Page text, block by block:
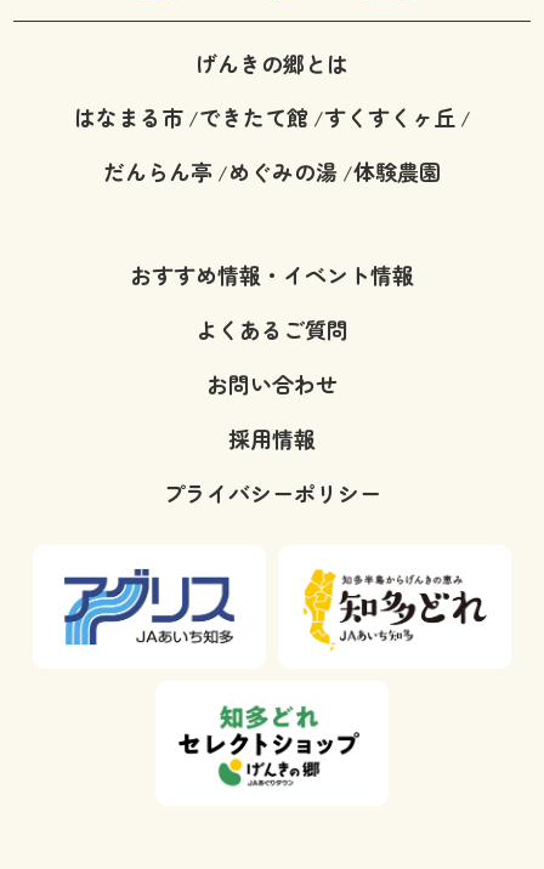
げんきの郷とは
はなまる市/できたて館/すくすくヶ丘/
だんらん亭 /めぐみの湯 /体験農園
おすすめ情報・イベント情報
よくあるご質問
お問い合わせ
採用情報
プライバシーポリシー